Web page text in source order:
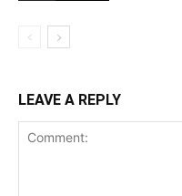
LEAVE A REPLY